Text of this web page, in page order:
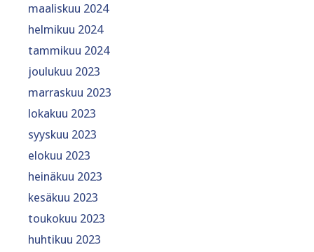
maaliskuu 2024
helmikuu 2024
tammikuu 2024
joulukuu 2023
marraskuu 2023
lokakuu 2023
syyskuu 2023
elokuu 2023
heinäkuu 2023
kesäkuu 2023
toukokuu 2023
huhtikuu 2023